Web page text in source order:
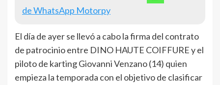
de WhatsApp Motorpy
El día de ayer se llevó a cabo la firma del contrato
de patrocinio entre DINO HAUTE COIFFURE y el
piloto de karting Giovanni Venzano (14) quien
empieza la temporada con el objetivo de clasificar